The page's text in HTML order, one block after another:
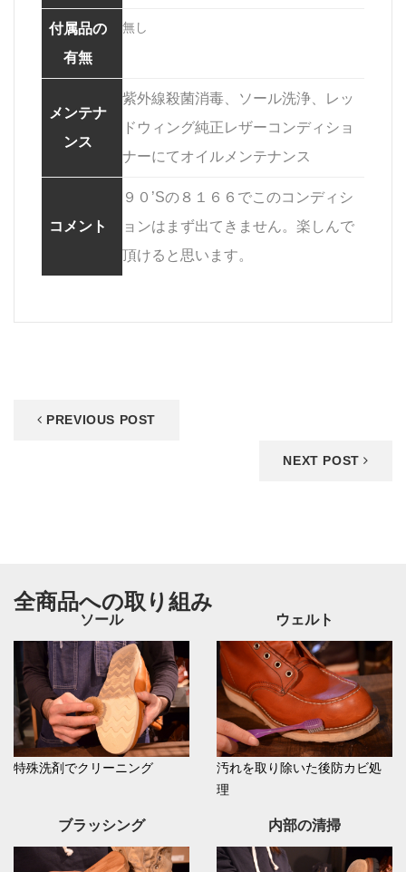
付属品の
有無
無し
メンテナ
ンス
紫外線殺菌消毒、ソール洗浄、レッ
ドウィング純正レザーコンディショ
ナーにてオイルメンテナンス
コメント
９０’Sの８１６６でこのコンディシ
ョンはまず出てきません。楽しんで
頂けると思います。
PREVIOUS POST
NEXT POST
全商品への取り組み
ソール
特殊洗剤でクリーニング
ウェルト
汚れを取り除いた後防カビ処
理
ブラッシング 内部の清掃